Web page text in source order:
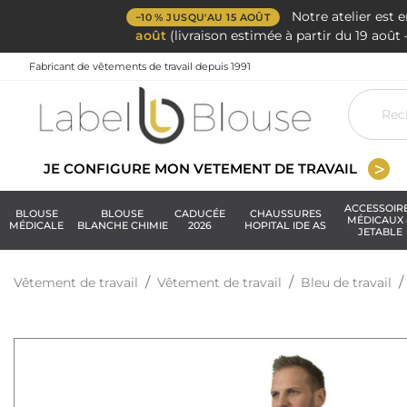
−10 % JUSQU'AU 15 AOÛT
Notre atelier est
août (livraison estimée à partir du 19
Fabricant de vêtements de travail depuis 1991
JE CONFIGURE MON VETEMENT DE TRAVAIL
BLOUSE
MÉDICALE
BLOUSE
BLANCHE CHIMIE
CADUCÉE
2026
CHAUSSURES
HOPITAL IDE AS
MÉDICAUX
JETABLE
Vêtement de travail Vêtement de travail Bleu de travail